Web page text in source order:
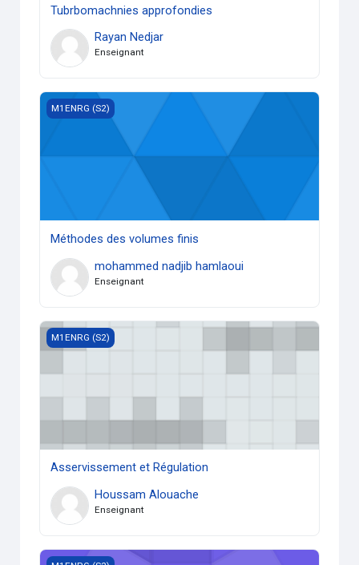
Tubrbomachnies approfondies
Rayan Nedjar
Enseignant
Méthodes des volumes finis
M1ENRG (S2)
Méthodes des volumes finis
mohammed nadjib hamlaoui
Enseignant
Asservissement et Régulation
M1ENRG (S2)
Asservissement et Régulation
Houssam Alouache
Enseignant